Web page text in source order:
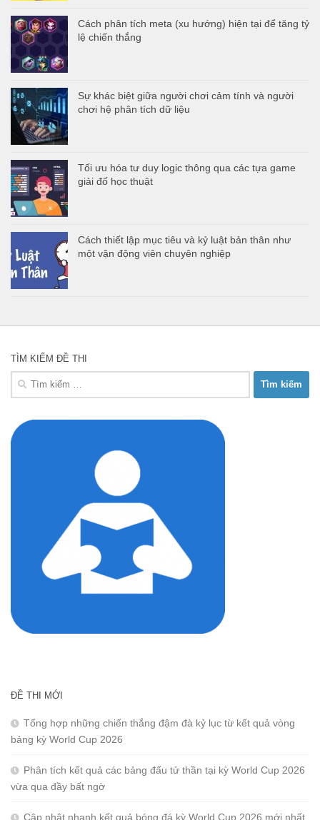
Cách phân tích meta (xu hướng) hiện tại để tăng tỷ
lệ chiến thắng
Sự khác biệt giữa người chơi cảm tính và người
chơi hệ phân tích dữ liệu
Tối ưu hóa tư duy logic thông qua các tựa game
giải đố học thuật
Cách thiết lập mục tiêu và kỷ luật bản thân như
một vận động viên chuyên nghiệp
TÌM KIẾM ĐỀ THI
Tìm
ĐỀ THI MỚI
Tổng hợp những chiến thắng đậm đà kỷ lục từ kết quả vòng
bảng kỳ World Cup 2026
Phân tích kết quả các bảng đấu tử thần tại kỳ World Cup 2026
vừa qua đầy bất ngờ
Cập nhật nhanh kết quả bóng đá kỳ World Cup 2026 mới nhất